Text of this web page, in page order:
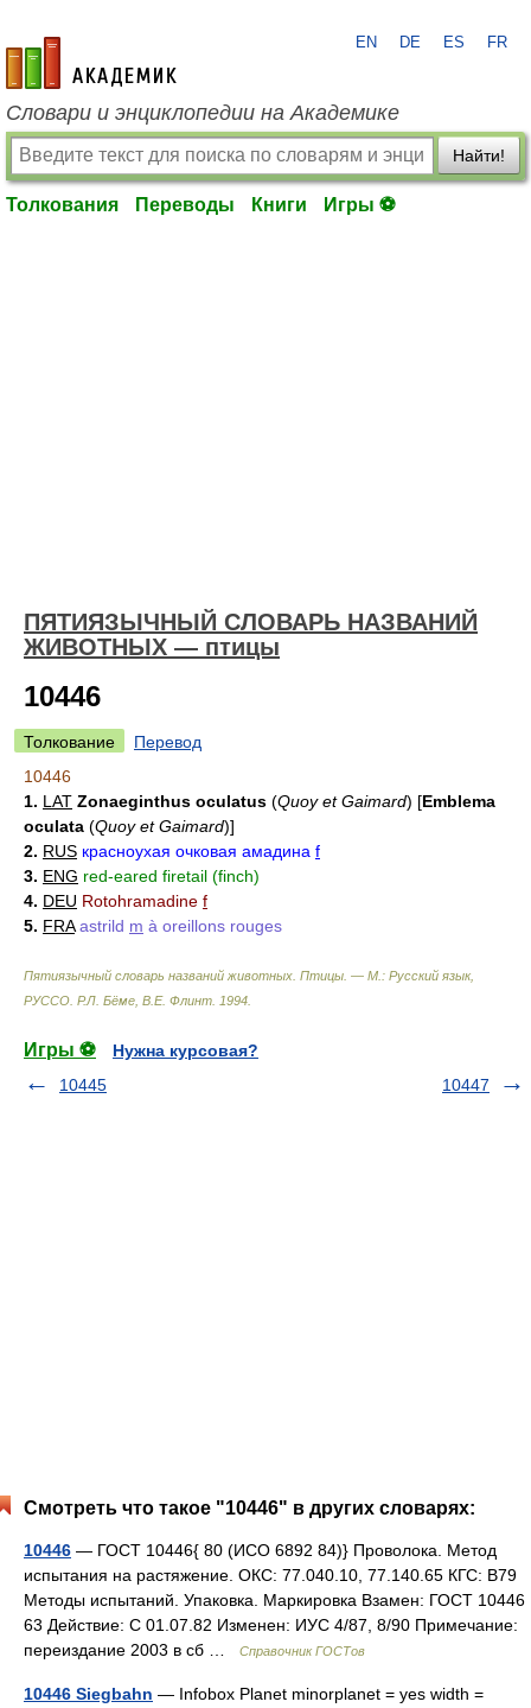
academic.ru
EN DE ES FR
Словари и энциклопедии на Академике
Найти!
Толкования Переводы Книги Игры ⚽
ПЯТИЯЗЫЧНЫЙ СЛОВАРЬ НАЗВАНИЙ
ЖИВОТНЫХ — птицы
10446
Толкование
Перевод
10446
1. LAT Zonaeginthus oculatus (Quoy et Gaimard) [Emblema
oculata (Quoy et Gaimard)]
2. RUS красноухая очковая амадина f
3. ENG red-eared firetail (finch)
4. DEU Rotohramadine f
5. FRA astrild m à oreillons rouges
Пятиязычный словарь названий животных. Птицы. — М.: Русский язык,
РУССО Р.Л. Бёме, В.Е. Флинт 1994
Игры ⚽
Нужна курсовая?
10445
10447
Смотреть что такое "10446" в других словарях:
10446 — ГОСТ 10446{ 80 (ИСО 6892 84)} Проволока. Метод
испытания на растяжение. ОКС: 77.040.10, 77.140.65 КГС: В79
Методы испытаний. Упаковка. Маркировка Взамен: ГОСТ 10446
63 Действие: С 01.07.82 Изменен: ИУС 4/87, 8/90 Примечание:
переиздание 2003 в сб …
Справочник ГОСТов
10446 Siegbahn — Infobox Planet minorplanet = yes width =